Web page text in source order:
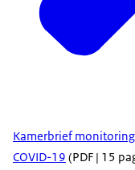
Kamerbrief
COVID-19 (PDF | 15